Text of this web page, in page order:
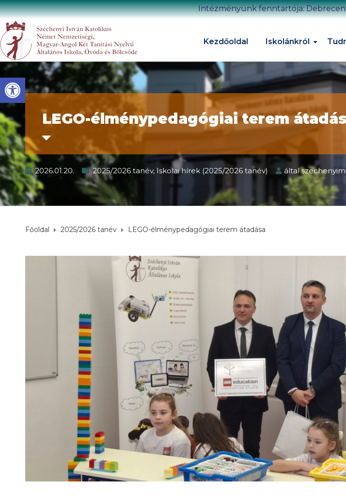
Eszköztár megnyitása
Intézményünk fenntartója:
Kezdőoldal Iskolánkról
LEGO-élménypedagógiai terem
2026.01.20. 2025/2026 tanév, Iskolai hírek (2025/2026 tanév) által
Főoldal 2025/2026 tanév LEGO-élménypedagógiai terem átadása